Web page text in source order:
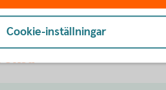
Cookie-inställningar